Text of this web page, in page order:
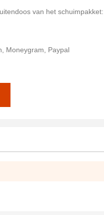
van het
Moneygram, Paypal